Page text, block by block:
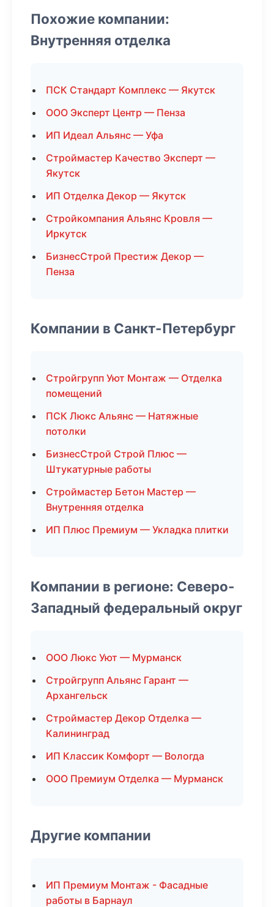
Похожие компании:
Внутренняя отделка
ПСК Стандарт Комплекс — Якутск
ООО Эксперт Центр — Пенза
ИП Идеал Альянс — Уфа
Строймастер Качество Эксперт —
Якутск
ИП Отделка Декор — Якутск
Стройкомпания Альянс Кровля —
Иркутск
БизнесСтрой Престиж Декор —
Пенза
Компании в Санкт-Петербург
Стройгрупп Уют Монтаж — Отделка
помещений
ПСК Люкс Альянс — Натяжные
потолки
БизнесСтрой Строй Плюс —
Штукатурные работы
Строймастер Бетон Мастер —
Внутренняя отделка
ИП Плюс Премиум — Укладка плитки
Компании в регионе: Северо-
Западный федеральный округ
ООО Люкс Уют — Мурманск
Стройгрупп Альянс Гарант —
Архангельск
Строймастер Декор Отделка —
Калининград
ИП Классик Комфорт — Вологда
ООО Премиум Отделка — Мурманск
Другие компании
ИП Премиум Монтаж - Фасадные
работы в Барнаул